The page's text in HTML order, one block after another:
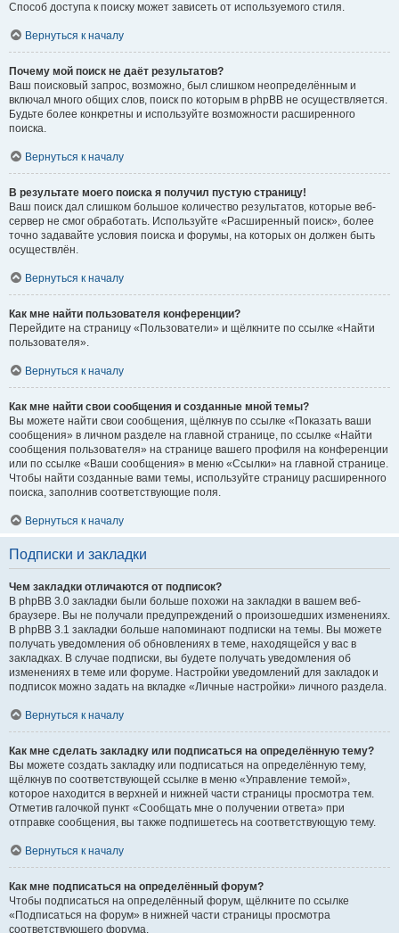
Способ доступа к поиску может зависеть от используемого стиля.
Вернуться к началу
Почему мой поиск не даёт результатов?
Ваш поисковый запрос, возможно, был слишком неопределённым и
включал много общих слов, поиск по которым в phpBB не осуществляется.
Будьте более конкретны и используйте возможности расширенного
поиска.
Вернуться к началу
В результате моего поиска я получил пустую страницу!
Ваш поиск дал слишком большое количество результатов, которые веб-
сервер не смог обработать. Используйте «Расширенный поиск», более
точно задавайте условия поиска и форумы, на которых он должен быть
осуществлён.
Вернуться к началу
Как мне найти пользователя конференции?
Перейдите на страницу «Пользователи» и щёлкните по ссылке «Найти
пользователя».
Вернуться к началу
Как мне найти свои сообщения и созданные мной темы?
Вы можете найти свои сообщения, щёлкнув по ссылке «Показать ваши
сообщения» в личном разделе на главной странице, по ссылке «Найти
сообщения пользователя» на странице вашего профиля на конференции
или по ссылке «Ваши сообщения» в меню «Ссылки» на главной странице.
Чтобы найти созданные вами темы, используйте страницу расширенного
поиска, заполнив соответствующие поля.
Вернуться к началу
Подписки и закладки
Чем закладки отличаются от подписок?
В phpBB 3.0 закладки были больше похожи на закладки в вашем веб-
браузере. Вы не получали предупреждений о произошедших изменениях.
В phpBB 3.1 закладки больше напоминают подписки на темы. Вы можете
получать уведомления об обновлениях в теме, находящейся у вас в
закладках. В случае подписки, вы будете получать уведомления об
изменениях в теме или форуме. Настройки уведомлений для закладок и
подписок можно задать на вкладке «Личные настройки» личного раздела.
Вернуться к началу
Как мне сделать закладку или подписаться на определённую тему?
Вы можете создать закладку или подписаться на определённую тему,
щёлкнув по соответствующей ссылке в меню «Управление темой»,
которое находится в верхней и нижней части страницы просмотра тем.
Отметив галочкой пункт «Сообщать мне о получении ответа» при
отправке сообщения, вы также подпишетесь на соответствующую тему.
Вернуться к началу
Как мне подписаться на определённый форум?
Чтобы подписаться на определённый форум, щёлкните по ссылке
«Подписаться на форум» в нижней части страницы просмотра
соответствующего форума.